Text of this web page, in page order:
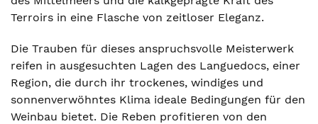
Terroirs in eine Flasche von zeitloser Eleganz.
Die Trauben für dieses anspruchsvolle Meisterwerk
reifen in ausgesuchten Lagen des Languedocs, einer
Region, die durch ihr trockenes, windiges und
sonnenverwöhntes Klima ideale Bedingungen für den
Weinbau bietet. Die Reben profitieren von den